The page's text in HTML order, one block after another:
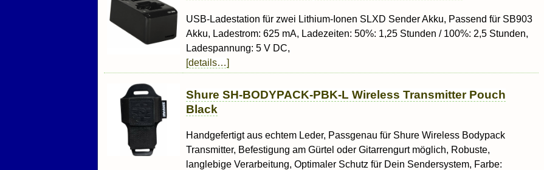
USB-Ladestation für zwei Lithium-Ionen SLXD Sender Akku, Passend für SB903
Akku, Ladestrom: 625 mA, Ladezeiten: 50%: 1,25 Stunden / 100%: 2,5 Stunden,
Ladespannung: 5 V DC,
[details…]
Shure SH-BODYPACK-PBK-L Wireless Transmitter Pouch
Black
Handgefertigt aus echtem Leder, Passgenau für Shure Wireless Bodypack
Transmitter, Befestigung am Gürtel oder Gitarrengurt möglich, Robuste,
langlebige Verarbeitung, Optimaler Schutz für Dein Sendersystem, Farbe: